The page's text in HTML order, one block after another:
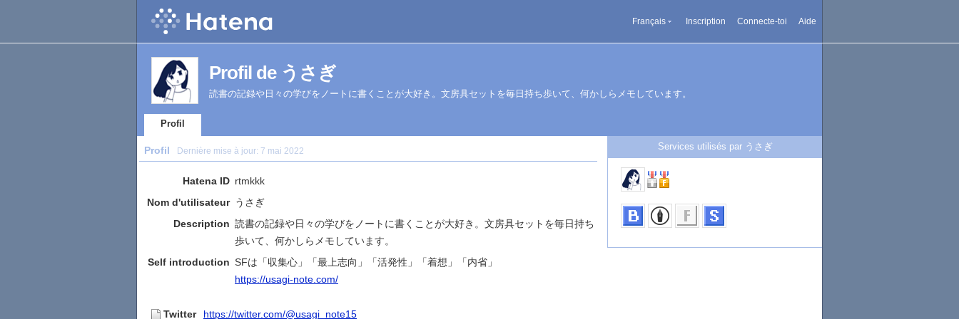
Français Inscription Connecte-toi Aide
Profil de うさぎ
読書の記録や日々の学びをノートに書くことが大好き。文房具セットを毎日持ち歩いて、何かしらメモしています。
Profil
Profil Dernière mise à jour: 7 mai 2022
Hatena ID rtmkkk
Nom d'utilisateur うさぎ
Description 読書の記録や日々の学びをノートに書くことが大好き。文房具セットを毎日持ち
歩いて、何かしらメモしています。
Self introduction SFは「収集心」「最上志向」「活発性」「着想」「内省」
https://usagi-note.com/
Twitter https://twitter.com/@usagi_note15
Services utilisés par うさぎ